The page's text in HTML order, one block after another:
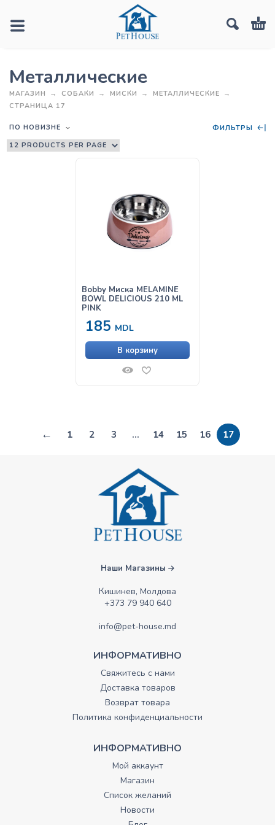
Металлические
МАГАЗИН СОБАКИ МИСКИ
МЕТАЛЛИЧЕСКИЕ
СТРАНИЦА 17
ПО НОВИЗНЕ ФИЛЬТРЫ
Bobby Миска MELAMINE
BOWL DELICIOUS 210 ML
PINK
185 MDL
В корзину
← 1 2 3 … 14 15 16 17
Наши Магазины
Кишинев, Молдова
+373 79 940 640
info@pet-house.md
ИНФОРМАТИВНО
Свяжитесь с нами
Доставка товаров
Возврат товара
Политика конфиденциальности
ИНФОРМАТИВНО
Мой аккаунт
Магазин
Список желаний
Новости